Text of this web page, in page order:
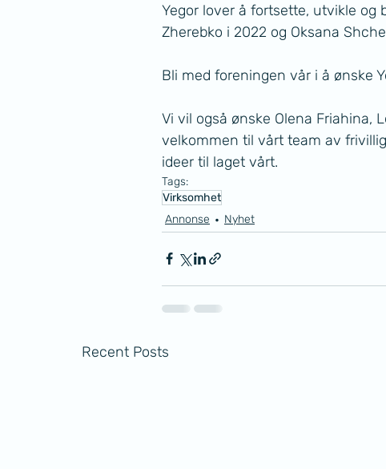
Yegor lover å fortsette, utvikle og
Zherebko i 2022 og Oksana
Bli med foreningen vår i å ønske
Vi vil også ønske Olena Friahina,
velkommen til vårt team av
ideer til laget vårt.
Tags:
Virksomhet
Annonse
Nyhet
Recent Posts